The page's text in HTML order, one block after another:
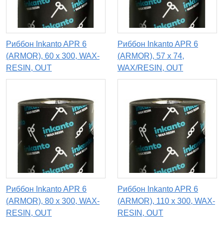
Риббон Inkanto APR 6
(ARMOR), 60 х 300, WAX-
RESIN, OUT
Риббон Inkanto APR 6
(ARMOR), 57 х 74,
WAX/RESIN, OUT
Риббон Inkanto APR 6
(ARMOR), 80 х 300, WAX-
RESIN, OUT
Риббон Inkanto APR 6
(ARMOR), 110 х 300, WAX-
RESIN, OUT